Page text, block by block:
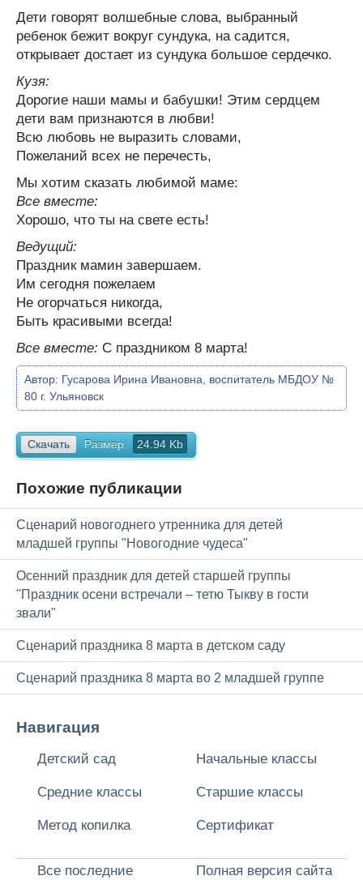
Дети говорят волшебные слова, выбранный
ребенок бежит вокруг сундука, на садится,
открывает достает из сундука большое сердечко.
Кузя:
Дорогие наши мамы и бабушки! Этим сердцем
дети вам признаются в любви!
Всю любовь не выразить словами,
Пожеланий всех не перечесть,
Мы хотим сказать любимой маме:
Все вместе:
Хорошо, что ты на свете есть!
Ведущий:
Праздник мамин завершаем.
Им сегодня пожелаем
Не огорчаться никогда,
Быть красивыми всегда!
Все вместе: С праздником 8 марта!
Автор: Гусарова Ирина Ивановна, воспитатель МБДОУ №
80 г. Ульяновск
Скачать Размер: 24.94 Kb
Похожие публикации
Сценарий новогоднего утренника для детей
младшей группы "Новогодние чудеса"
Осенний праздник для детей старшей группы
"Праздник осени встречали – тетю Тыкву в гости
звали"
Сценарий праздника 8 марта в детском саду
Сценарий праздника 8 марта во 2 младшей группе
Навигация
Детский сад Начальные классы
Средние классы Старшие классы
Метод копилка Сертификат
Все последние
Полная версия сайта